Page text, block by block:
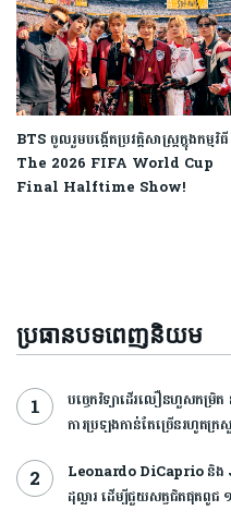
BTS ចូលរួមបង្កើតប្រវត្តិសាស្ត្រក្នុងកម្មវិធី
The 2026 FIFA World Cup
Final Halftime Show!
ប្រធានបទពេញនិយម
បច្ចេកវិទ្យាដើរលឿនហួសកម្រិត
ការប្រឡងកាន់តែច្រើនរហូតក្រ
Leonardo DiCaprio និង
ដុល្លារ ដើម្បីជួយសត្វជិតផុតពូជ